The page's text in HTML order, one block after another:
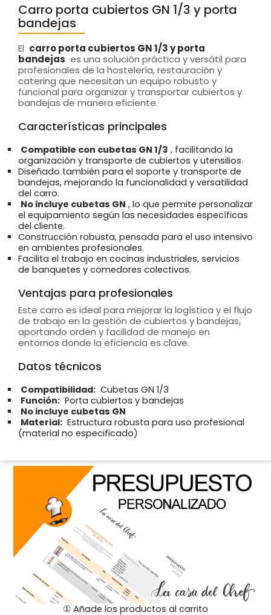
Carro porta cubiertos GN 1/3 y porta
bandejas
El carro porta cubiertos GN 1/3 y porta
bandejas es una solución práctica y versátil para
profesionales de la hostelería, restauración y
catering que necesitan un equipo robusto y
funcional para organizar y transportar cubiertos y
bandejas de manera eficiente.
Características principales
Compatible con cubetas GN 1/3 , facilitando la
organización y transporte de cubiertos y utensilios.
Diseñado también para el soporte y transporte de
bandejas, mejorando la funcionalidad y versatilidad
del carro.
No incluye cubetas GN , lo que permite personalizar
el equipamiento según las necesidades específicas
del cliente.
Construcción robusta, pensada para el uso intensivo
en ambientes profesionales.
Facilita el trabajo en cocinas industriales, servicios
de banquetes y comedores colectivos.
Ventajas para profesionales
Este carro es ideal para mejorar la logística y el flujo
de trabajo en la gestión de cubiertos y bandejas,
aportando orden y facilidad de manejo en
entornos donde la eficiencia es clave.
Datos técnicos
Compatibilidad: Cubetas GN 1/3
Función: Porta cubiertos y bandejas
No incluye cubetas GN
Material: Estructura robusta para uso profesional
(material no especificado)
① Añade los productos al carrito